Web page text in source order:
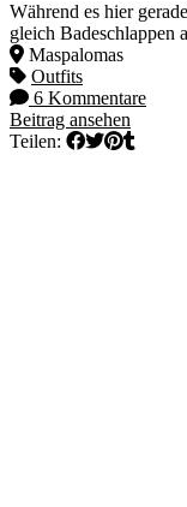
Während es hier
gleich Badeschlappen
Maspalomas
Outfits
6 Kommentare
Beitrag ansehen
Teilen: